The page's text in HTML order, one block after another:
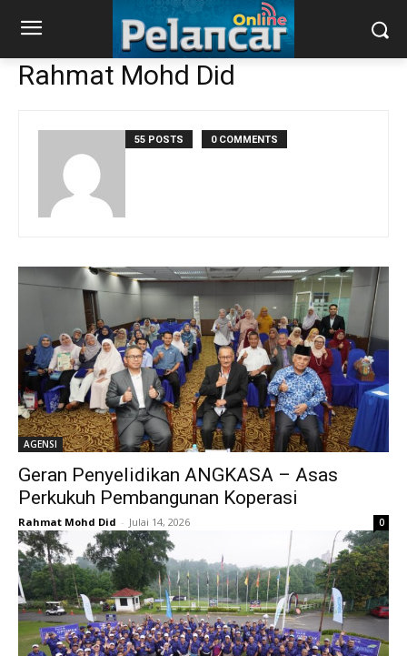
Rahmat Mohd Did
55 POSTS 0 COMMENTS
AGENSI
Geran Penyelidikan ANGKASA – Asas
Perkukuh Pembangunan Koperasi
Rahmat Mohd Did - Julai 14, 2026 0